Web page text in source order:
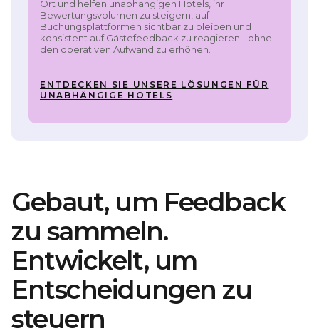
Ort und helfen unabhängigen Hotels, ihr
Bewertungsvolumen zu steigern, auf
Buchungsplattformen sichtbar zu bleiben und
konsistent auf Gästefeedback zu reagieren - ohne
den operativen Aufwand zu erhöhen.
ENTDECKEN SIE UNSERE LÖSUNGEN FÜR
UNABHÄNGIGE HOTELS
Gebaut, um Feedback
zu sammeln.
Entwickelt, um
Entscheidungen zu
steuern